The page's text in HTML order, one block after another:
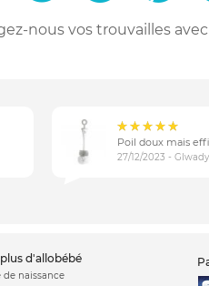
nous vos trouvaillesavec
27/12/2023 -
plus d'allobébé
de naissance